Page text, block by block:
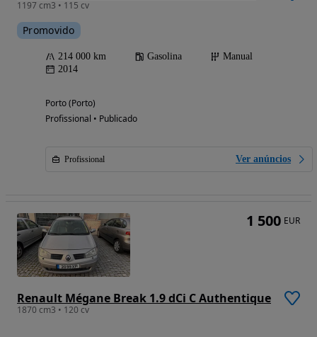
1197 cm3 • 115 cv
Promovido
214 000 km Gasolina
Manual
2014
Porto (Porto)
Profissional • Publicado
Profissional Ver anúncios
Renault Mégane Break 1.9 dCi C Authentique
1870 cm3 • 120 cv
1 500 EUR